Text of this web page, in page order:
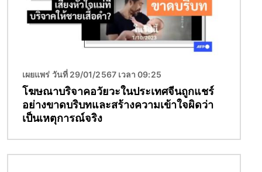
เผยแพร่ วันที่ 29/01/2567 เวลา 09:25
โฆษณาบริจาคอวัยวะในประเทศจีนถูกแชร์
อย่างขาดบริบทและสร้างความเข้าใจผิดว่า
เป็นเหตุการณ์จริง